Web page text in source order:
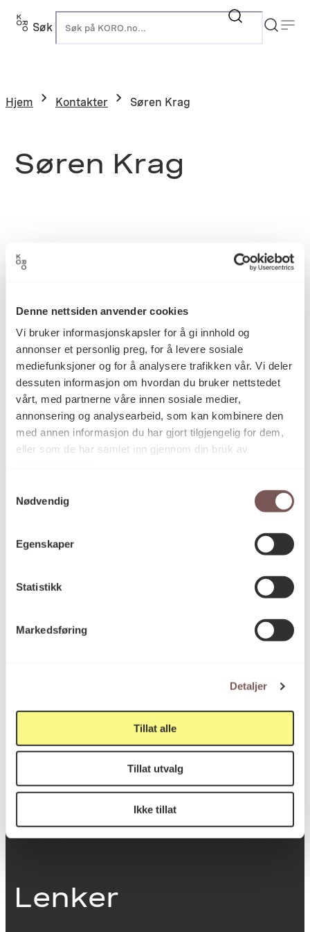
Denne nettsiden anvender cookies
Vi bruker informasjonskapsler for å gi innhold og
annonser et personlig preg, for å levere sosiale
mediefunksjoner og for å analysere trafikken vår. Vi deler
dessuten informasjon om hvordan du bruker nettstedet
vårt, med partnerne våre innen sosiale medier,
annonsering og analysearbeid, som kan kombinere den
med annen informasjon du har gjort tilgjengelig for dem,
eller som de har samlet inn gjennom din bruk av
Nødvendig
Egenskaper
Statistikk
Markedsføring
Detaljer
Tillat alle
Tillat utvalg
Ikke tillat
Søk
Hjem Kontakter Søren Krag
Søren Krag
Postadresse
Postboks 6994
St. Olavs plass
0130 Oslo
post@koro.no
Besøksadresse
Victoria Terrasse 11
0251 Oslo
Viktig info
Utbetaling og fakturering
Om opphavsrett
Dokumentasjonsskjema
Last ned logo
Lenker